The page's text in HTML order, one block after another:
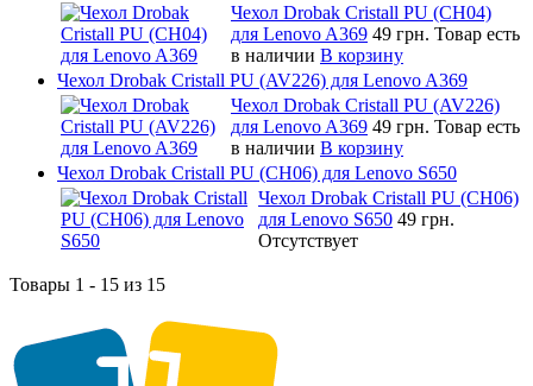
Чехол Drobak Cristall PU (CH04)
для Lenovo A369 49 грн. Товар есть
в наличии В корзину
Чехол Drobak Cristall PU (AV226) для Lenovo A369
Чехол Drobak Cristall PU (AV226)
для Lenovo A369 49 грн. Товар есть
в наличии В корзину
Чехол Drobak Cristall PU (CH06) для Lenovo S650
Чехол Drobak Cristall PU (CH06)
для Lenovo S650 49 грн.
Отсутствует
Товары 1 - 15 из 15